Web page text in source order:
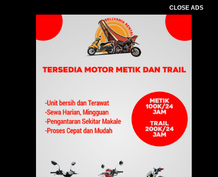
CLOSE ADS